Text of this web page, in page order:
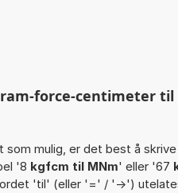
force-centimeter
mulig, er det best å
'8 kgfcm til MNm' eller '67
'til' (eller '=' / '->')